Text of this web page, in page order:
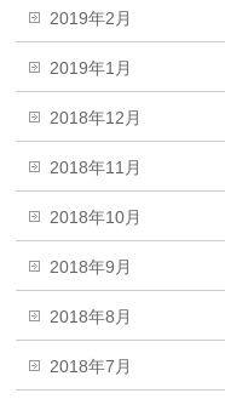
2019年2月
2019年1月
2018年12月
2018年11月
2018年10月
2018年9月
2018年8月
2018年7月